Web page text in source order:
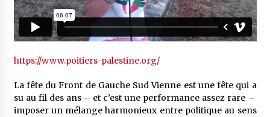
https://www.poitiers-palestine.org/
La fête du Front de Gauche Sud Vienne est une fête qui a
su au fil des ans – et c’est une performance assez rare –
imposer un mélange harmonieux entre politique au sens